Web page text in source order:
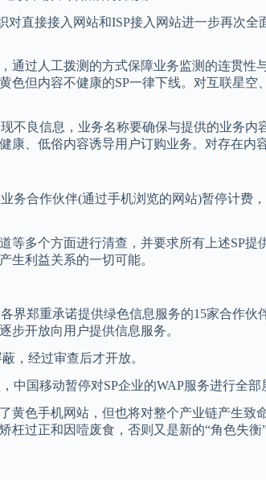
直接接入网站和ISP接入网站进一步再次
通过人工拨测的方式保障业务监测的连贯性
色但内容不健康的SP一律下线。对互联星
不良信息，业务名称要确保与提供的业务内
、低俗内容诱导用户订购业务。对存在内
务合作伙伴(通过手机浏览的网站)暂停计
等多个方面进行清查，并要求所有上述SP
生利益关系的一切可能。
界郑重承诺提供绿色信息服务的15家合作
步开放向用户提供信息服务。
，经过审查后才开放。
中国移动暂停对SP企业的WAP服务进行全
色手机网站，但也将对整个产业链产生致
过正和因噎废食，否则又是新的“角色失